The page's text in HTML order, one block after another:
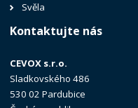
Svěla
Kontaktujte nás
CEVOX s.r.o.
Sladkovského 486
530 02 Pardubice